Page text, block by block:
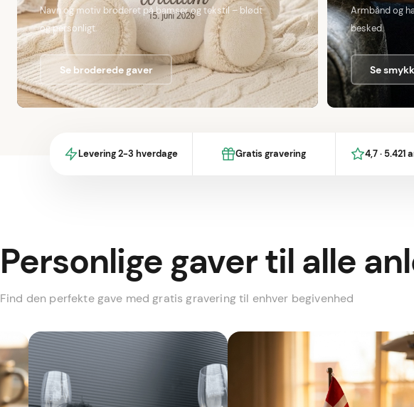
Navn og motiv broderet på bamser og tekstil – blødt
og personligt.
Se broderede gaver
Armbånd og
besked.
Se
Levering 2-3 hverdage Gratis gravering 4,7 · 5.421
Personlige gaver til alle
Find den perfekte gave med gratis gravering til enhver begivenhed